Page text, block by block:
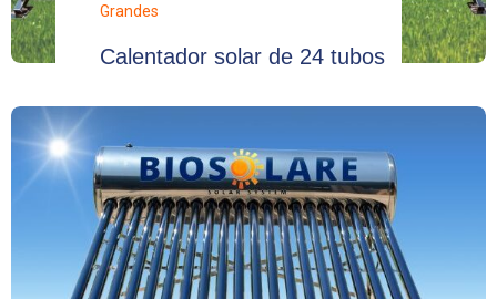
Grandes
Calentador solar de 24 tubos